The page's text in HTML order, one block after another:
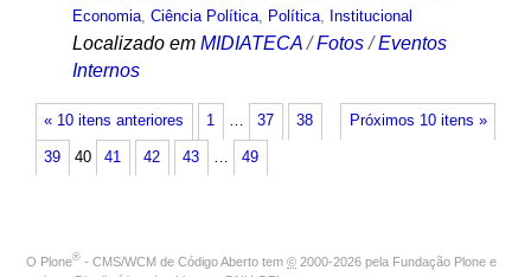
Economia, Ciência Política, Política, Institucional
Localizado em MIDIATECA /Fotos /Eventos
Internos
« 10 itens anteriores Próximos 10 itens »
1 … 37 38
39 40 41 42 43 … 49
O Plone® - CMS/WCM de Código Aberto tem © 2000-2026 pela Fundação Plone e